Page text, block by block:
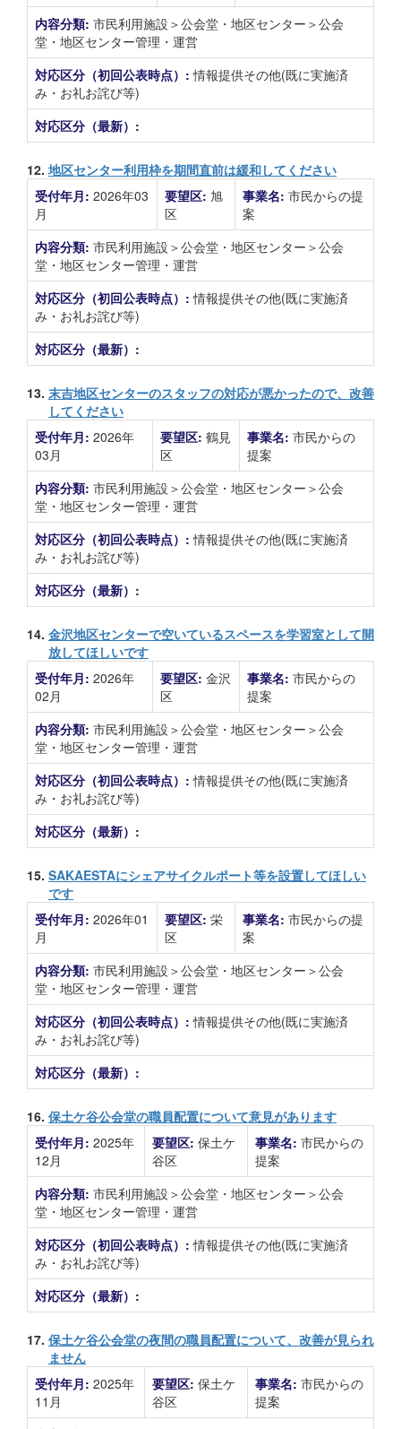
内容分類: 市民利用施設＞公会堂・地区センター＞公会
堂・地区センター管理・運営
対応区分（初回公表時点）:情報提供その他(既に実施済
み・お礼お詫び等)
対応区分（最新）:
12. 地区センター利用枠を期間直前は緩和してください
受付年月: 2026年03
月
要望区: 旭
区
事業名: 市民からの提
案
内容分類: 市民利用施設＞公会堂・地区センター＞公会
堂・地区センター管理・運営
対応区分（初回公表時点）:情報提供その他(既に実施済
み・お礼お詫び等)
対応区分（最新）:
13. 末吉地区センターのスタッフの対応が悪かったので、改善
してください
受付年月: 2026年
03月
要望区: 鶴見
区
事業名: 市民からの
提案
内容分類: 市民利用施設＞公会堂・地区センター＞公会
堂・地区センター管理・運営
対応区分（初回公表時点）:情報提供その他(既に実施済
み・お礼お詫び等)
対応区分（最新）:
14. 金沢地区センターで空いているスペースを学習室として開
放してほしいです
受付年月: 2026年
02月
要望区: 金沢
区
事業名: 市民からの
提案
内容分類: 市民利用施設＞公会堂・地区センター＞公会
堂・地区センター管理・運営
対応区分（初回公表時点）:情報提供その他(既に実施済
み・お礼お詫び等)
対応区分（最新）:
15. SAKAESTAにシェアサイクルポート等を設置してほしい
です
受付年月: 2026年01
月
要望区: 栄
区
事業名: 市民からの提
案
内容分類: 市民利用施設＞公会堂・地区センター＞公会
堂・地区センター管理・運営
対応区分（初回公表時点）:情報提供その他(既に実施済
み・お礼お詫び等)
対応区分（最新）:
16. 保土ケ谷公会堂の職員配置について意見があります
受付年月: 2025年
12月
要望区: 保土ケ
谷区
事業名: 市民からの
提案
内容分類: 市民利用施設＞公会堂・地区センター＞公会
堂・地区センター管理・運営
対応区分（初回公表時点）:情報提供その他(既に実施済
み・お礼お詫び等)
対応区分（最新）:
17. 保土ケ谷公会堂の夜間の職員配置について、改善が見られ
ません
受付年月: 2025年
11月
要望区: 保土ケ
谷区
事業名: 市民からの
提案